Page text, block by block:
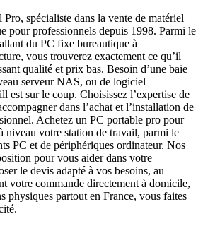
spécialiste dans la vente de matériel
pour professionnels depuis 1998. Parmi le
du PC fixe bureautique à
vous trouverez exactement ce qu’il
qualité et prix bas. Besoin d’une baie
serveur NAS, ou de logiciel
est sur le coup. Choisissez l’expertise de
dans l’achat et l’installation de
Achetez un PC portable pro pour
niveau votre station de travail, parmi le
PC et de périphériques ordinateur. Nos
pour vous aider dans votre
le devis adapté à vos besoins, au
votre commande directement à domicile,
physiques partout en France, vous faites